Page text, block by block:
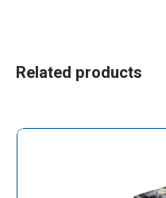
Related products